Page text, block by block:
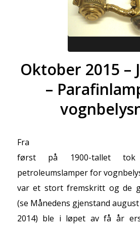
Oktober 2015 –
–
Fra
først på 1900-tallet
petroleumslamper for
var et stort fremskritt og de
(se Månedens gjenstand august
2014) ble i løpet av få år